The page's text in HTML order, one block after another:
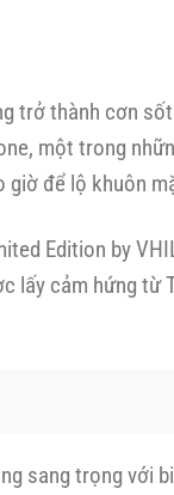
thành cơn
một trong
để lộ khuôn
Edition by
cảm hứng
sang trọng với